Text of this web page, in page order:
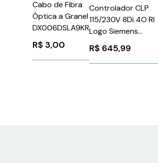
Cabo de Fibra
Óptica a Granel
DX006DSLA9KR
R$ 3,00
Controlador CLP
115/230V 8Di 4O Rl
Logo Siemens
6ED10522FB080BA2
R$ 645,99